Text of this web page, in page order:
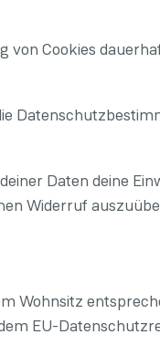
Cookies
Daten deine
Widerruf
Wohnsitz
EU-